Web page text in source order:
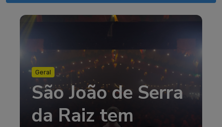
Geral
São João de Serra
da Raiz tem